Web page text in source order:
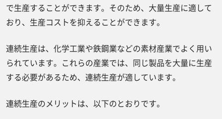
で生産することができます。そのため、大量生産に適して
おり、生産コストを抑えることができます。
連続生産は、化学工業や鉄鋼業などの素材産業でよく用い
られています。これらの産業では、同じ製品を大量に生産
する必要があるため、連続生産が適しています。
連続生産のメリットは、以下のとおりです。